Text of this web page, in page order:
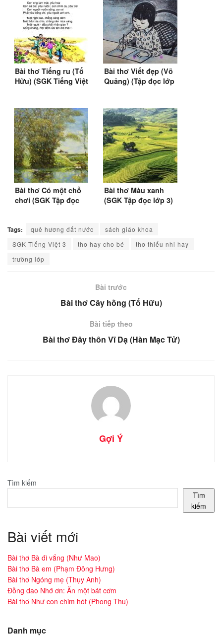
Bài thơ Tiếng ru (Tố
Hữu) (SGK Tiếng Việt
Bài thơ Viết đẹp (Võ
Quảng) (Tập đọc lớp
Bài thơ Có một chỗ
chơi (SGK Tập đọc
Bài thơ Màu xanh
(SGK Tập đọc lớp 3)
Tags: quê hương đất nước
sách giáo khoa
SGK Tiếng Việt 3
thơ hay cho bé
thơ thiếu nhi hay
trường lớp
Bài trước
Bài thơ Cây hồng (Tố Hữu)
Bài tiếp theo
Bài thơ Đây thôn Vĩ Dạ (Hàn Mạc Tử)
Gợi Ý
Tìm kiếm
Tìm
kiếm
Bài viết mới
Bài thơ Bà đi vắng (Như Mao)
Bài thơ Bà em (Phạm Đông Hưng)
Bài thơ Ngóng mẹ (Thụy Anh)
Đồng dao Nhớ ơn: Ăn một bát cơm
Bài thơ Như con chim hót (Phong Thu)
Danh mục